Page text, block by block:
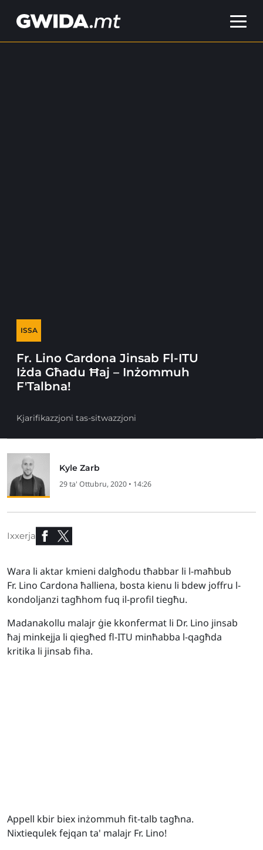
ISSA
Fr. Lino Cardona Jinsab Fl-ITU
Iżda Għadu Ħaj – Inżommuh
F'Talbna!
Kjarifikazzjoni tas-sitwazzjoni
Kyle Zarb
29 ta' Ottubru, 2020 • 14:26
Ixxerja
Wara li aktar kmieni dalgħodu tħabbar li l-maħbub
Fr. Lino Cardona ħalliena, bosta kienu li bdew joffru l-
kondoljanzi tagħhom fuq il-profil tiegħu.
Madanakollu malajr ġie kkonfermat li Dr. Lino jinsab
ħaj minkejja li qiegħed fl-ITU minħabba l-qagħda
kritika li jinsab fiha.
Appell kbir biex inżommuh fit-talb tagħna.
Nixtiequlek fejqan ta' malajr Fr. Lino!